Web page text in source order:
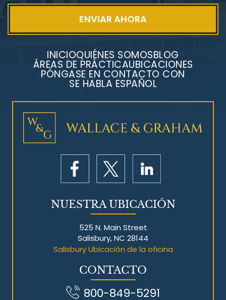
INICIOQUIÉNES SOMOSBLOG
ÁREAS DE PRÁCTICAUBICACIONES
PÓNGASE EN CONTACTO CON
SE HABLA ESPAÑOL
NUESTRA UBICACIÓN
525 N. Main Street
Salisbury, NC 28144
Salisbury Ubicación de la oficina
CONTACTO
800-849-5291